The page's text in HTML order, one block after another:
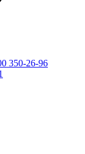
350-26-96